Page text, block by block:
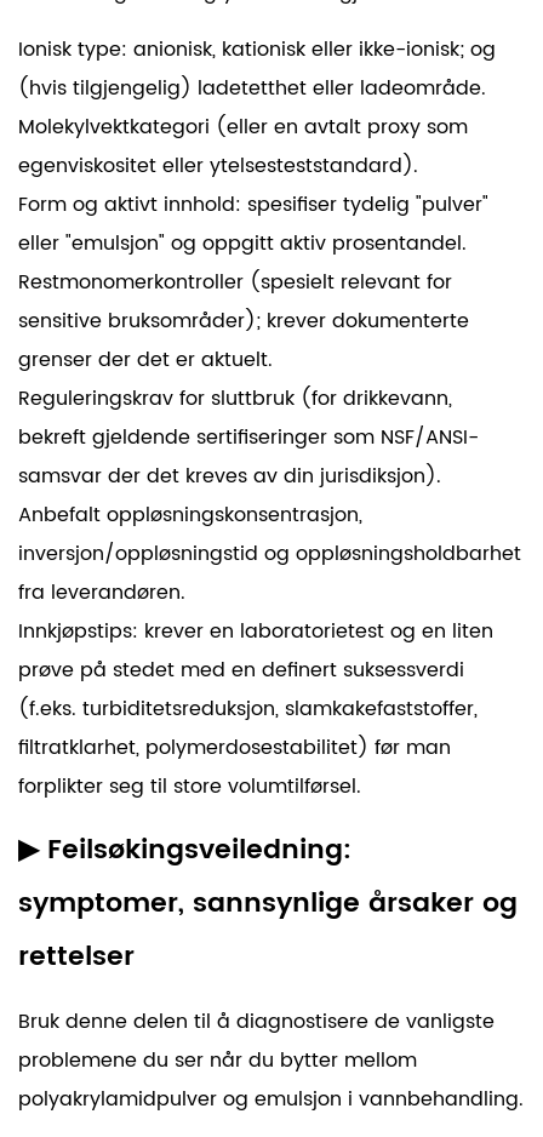
Ionisk type: anionisk, kationisk eller ikke-ionisk; og
(hvis tilgjengelig) ladetetthet eller ladeområde.
Molekylvektkategori (eller en avtalt proxy som
egenviskositet eller ytelsesteststandard).
Form og aktivt innhold: spesifiser tydelig "pulver"
eller "emulsjon" og oppgitt aktiv prosentandel.
Restmonomerkontroller (spesielt relevant for
sensitive bruksområder); krever dokumenterte
grenser der det er aktuelt.
Reguleringskrav for sluttbruk (for drikkevann,
bekreft gjeldende sertifiseringer som NSF/ANSI-
samsvar der det kreves av din jurisdiksjon).
Anbefalt oppløsningskonsentrasjon,
inversjon/oppløsningstid og oppløsningsholdbarhet
fra leverandøren.
Innkjøpstips: krever en laboratorietest og en liten
prøve på stedet med en definert suksessverdi
(f.eks. turbiditetsreduksjon, slamkakefaststoffer,
filtratklarhet, polymerdosestabilitet) før man
forplikter seg til store volumtilførsel.
▶Feilsøkingsveiledning:
symptomer, sannsynlige årsaker og
rettelser
Bruk denne delen til å diagnostisere de vanligste
problemene du ser når du bytter mellom
polyakrylamidpulver og emulsjon i vannbehandling.